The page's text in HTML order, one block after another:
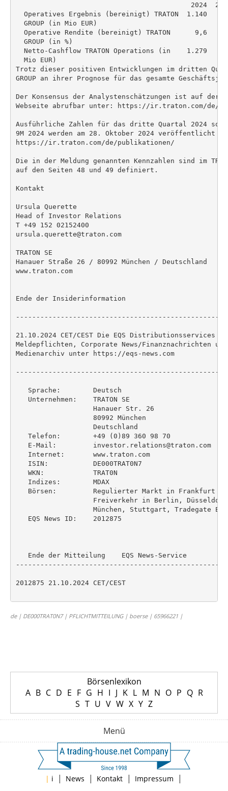
2024
Operatives Ergebnis (bereinigt) TRATON  1.140
  GROUP (in Mio EUR)
Operative Rendite (bereinigt) TRATON      9,6
GROUP (in %)
Netto-Cashflow TRATON Operations (in    1.279
  Mio EUR)
Trotz dieser positiven Entwicklungen im dritten
GROUP an ihrer Prognose für das gesamte
Der Konsensus der Analystenschätzungen ist auf der
Webseite abrufbar unter: https://ir.traton.com/de/
Ausführliche Zahlen für das dritte Quartal 2024
9M 2024 werden am 28. Oktober 2024 veröffentlicht
https://ir.traton.com/de/publikationen/
Die in der Meldung genannten Kennzahlen sind im
auf den Seiten 48 und 49 definiert.
Kontakt
Ursula Querette
Head of Investor Relations
T +49 152 02152400
ursula.querette@traton.com
TRATON SE
Hanauer Straße 26 / 80992 München / Deutschland
www.traton.com
Ende der Insiderinformation
21.10.2024 CET/CEST Die EQS Distributionsservices
Meldepflichten, Corporate News/Finanznachrichten
Medienarchiv unter https://eqs-news.com
   Sprache:        Deutsch
   Unternehmen:    TRATON SE
                   Hanauer Str. 26
                   80992 München
                   Deutschland
   Telefon:        +49 (0)89 360 98 70
   E-Mail:         investor.relations@traton.com
   Internet:       www.traton.com
   ISIN:           DE000TRAT0N7
   WKN:            TRAT0N
   Indizes:        MDAX
Börsen:         Regulierter Markt in Frankfurt
Freiverkehr in Berlin,
München, Stuttgart, Tradegate
   EQS News ID:    2012875
   Ende der Mitteilung    EQS News-Service
2012875 21.10.2024 CET/CEST
de | DE000TRAT0N7 | PFLICHTMITTEILUNG | boerse | 65966221 |
Börsenlexikon
A B C D E F G H I J K L M N O P Q R
S T U V W X Y Z
Menü
| i | News | Kontakt | Impressum |